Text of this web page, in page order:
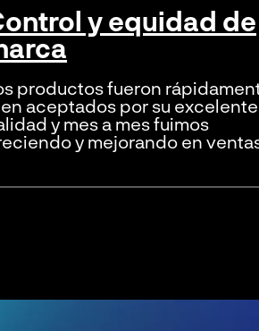
y equidad de
productos fueron
aceptados por su excelente
y mes a mes fuimos
y mejorando en